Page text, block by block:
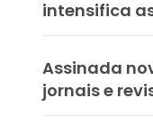
intensifica
Assinada
jornais e